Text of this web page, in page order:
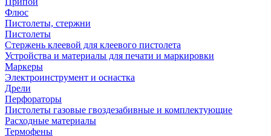
Флюс
Пистолеты, стержни
Пистолеты
Стержень клеевой для клеевого пистолета
Устройства и материалы для печати и маркировки
Маркеры
Электроинструмент и оснастка
Дрели
Перфораторы
Пистолеты газовые гвоздезабивные и комплектующие
Расходные материалы
Термофены